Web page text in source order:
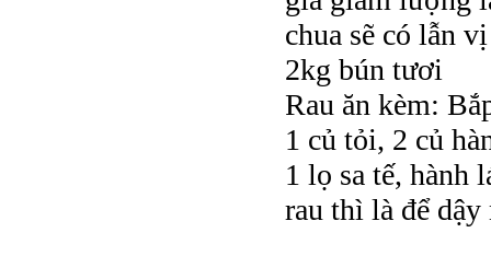
chua sẽ có lẫn
2kg bún tươi
Rau ăn kèm:
1 củ tỏi, 2 củ
1 lọ sa tế, hành
rau thì là để dậy